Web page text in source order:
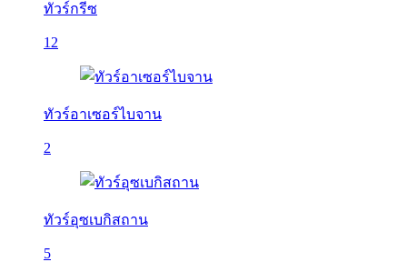
ทัวร์กรีซ
12
ทัวร์อาเซอร์ไบจาน
2
ทัวร์อุซเบกิสถาน
5